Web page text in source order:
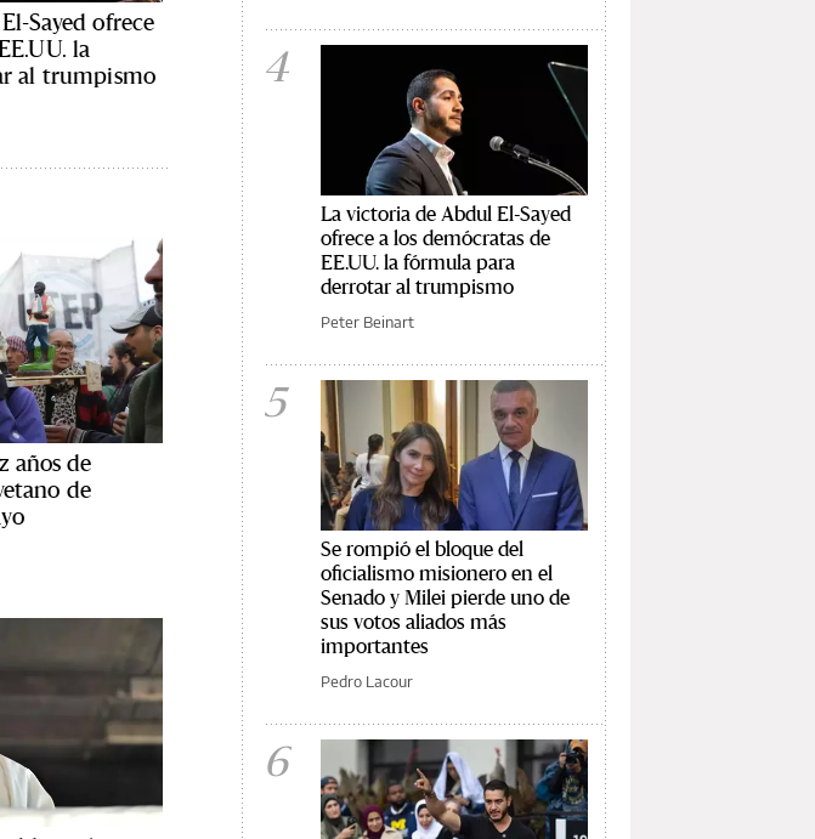
Sayed ofrece
la
al trumpismo
años de
de
4
La victoria de Abdul El-Sayed
ofrece a los demócratas de
EE.UU. la fórmula para
derrotar al trumpismo
Peter Beinart
5
Se rompió el bloque del
oficialismo misionero en el
Senado y Milei pierde uno de
sus votos aliados más
importantes
Pedro Lacour
6